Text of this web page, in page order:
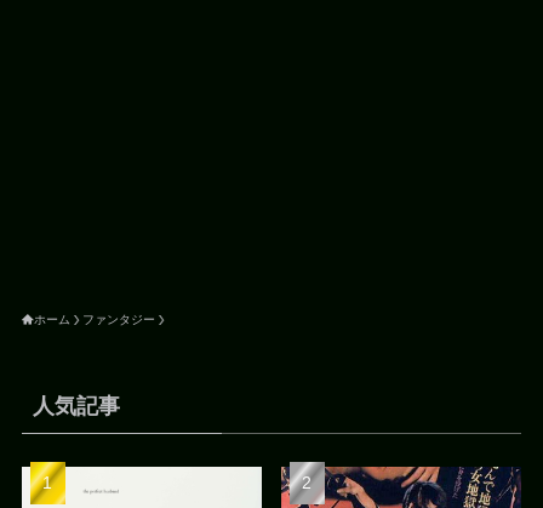
ホーム ファンタジー
人気記事